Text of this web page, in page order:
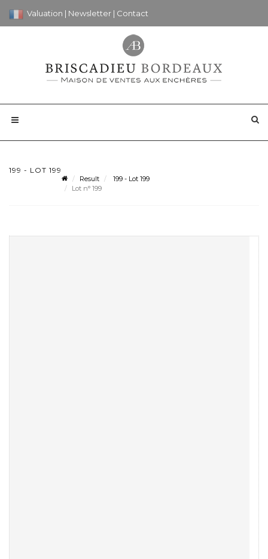
Valuation | Newsletter | Contact
199 - LOT 199
Result
199 - Lot 199
Lot n° 199